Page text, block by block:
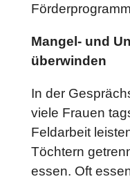
Mangel- und
überwinden
In der
viele Frauen
Feldarbeit
Töchtern
essen. Oft